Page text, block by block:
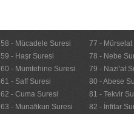
58 - Mücadele Suresi
59 - Haşr Suresi
60 - Mumtehine Suresi
61 - Saff Suresi
62 - Cuma Suresi
63 - Munafikun Suresi
77 - Mürselat
78 - Nebe
79 - Nazi'at
80 - Abese
81 - Tekvir
82 - İnfitar